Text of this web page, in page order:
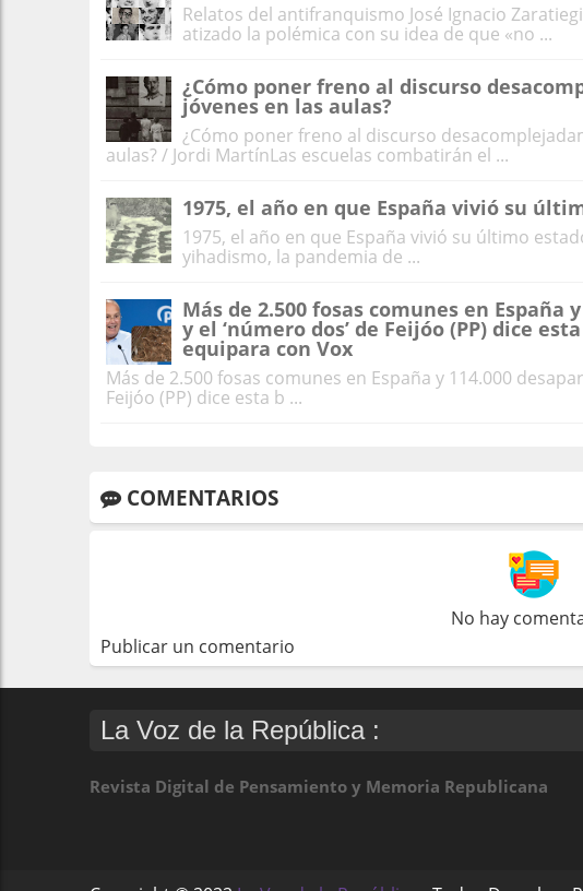
Relatos del antifranquismo José Ignacio
atizado la polémica con su idea de que «no ...
¿Cómo poner freno al discurso
jóvenes en las aulas?
¿Cómo poner freno al discurso
aulas? / Jordi MartínLas escuelas combatirán el ...
1975, el año en que España vivió su
1975, el año en que España vivió su último
yihadismo, la pandemia de ...
Más de 2.500 fosas comunes en
y el ‘número dos’ de Feijóo (PP) dice
equipara con Vox
Más de 2.500 fosas comunes en España y 114.000
Feijóo (PP) dice esta b ...
COMENTARIOS
No hay
Publicar un comentario
La Voz de la República :
Revista Digital de Pensamiento y Memoria Republicana